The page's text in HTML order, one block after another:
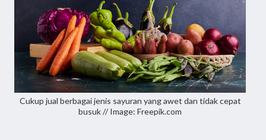
Cukup jual berbagai jenis sayuran yang awet dan tidak cepat
busuk // Image: Freepik.com